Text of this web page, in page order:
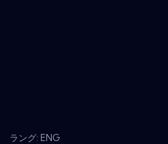
ラング: ENG